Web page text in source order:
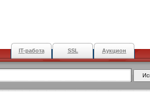
IT-работа SSL Аукцион